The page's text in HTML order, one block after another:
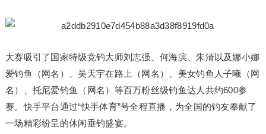
大赛吸引了国家特级竞钓大师刘志强、何海滨、朱清以及娜小娜
爱钓鱼（网名）、吴天宇在路上（网名）、美女钓鱼人子曦（网
名）、托尼爱钓鱼（网名）等百万粉丝级钓鱼达人共约600参
赛。快手平台通过“快手体育”号全程直播，为全国的钓友奉献了
一场精彩纷呈的休闲垂钓盛宴。